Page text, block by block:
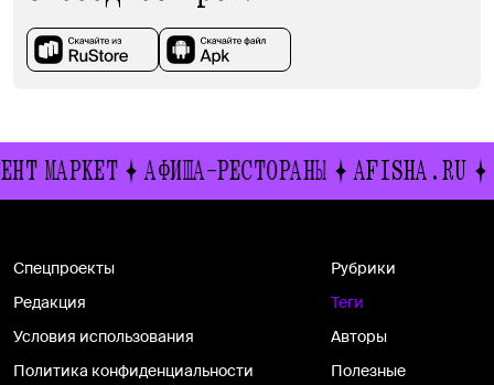
МАРКЕТ АФИША-РЕСТОРАНЫ AFISHA.RU
Спецпроекты
Редакция
Условия использования
Политика конфиденциальности
Рубрики
Теги
Авторы
Полезные